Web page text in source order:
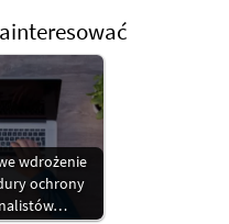
wdrożenie
ochrony